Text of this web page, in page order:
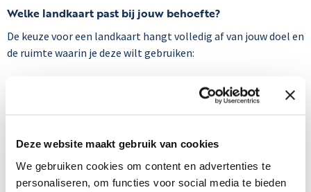
Deze website maakt gebruik van cookies
We gebruiken cookies om content en advertenties te
personaliseren, om functies voor social media te bieden
Welke landkaart past bij jouw behoefte?
De keuze voor een landkaart hangt volledig af van jouw doel en
de ruimte waarin je deze wilt gebruiken:
Zoek je een functionele kaart voor plannen en
Ga voor een prikbord of whiteboard.
Heb je behoefte aan multifunctionaliteit?Kies dan
Wil je een indrukwekkende visuele toevoeging aan
je interieur?Overweeg een landkaart op fotobehang.